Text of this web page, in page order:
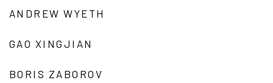
ANDREW WYETH
GAO XINGJIAN
BORIS ZABOROV